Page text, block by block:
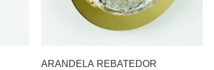
ARANDELA REBATEDOR